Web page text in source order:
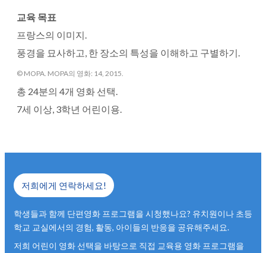
교육 목표
프랑스의 이미지.
풍경을 묘사하고, 한 장소의 특성을 이해하고 구별하기.
© MOPA. MOPA의 영화: 14, 2015.
총 24분의 4개 영화 선택.
7세 이상, 3학년 어린이용.
저희에게 연락하세요!
학생들과 함께 단편영화 프로그램을 시청했나요? 유치원이나 초등
학교 교실에서의 경험, 활동, 아이들의 반응을 공유해주세요.
저희 어린이 영화 선택을 바탕으로 직접 교육용 영화 프로그램을